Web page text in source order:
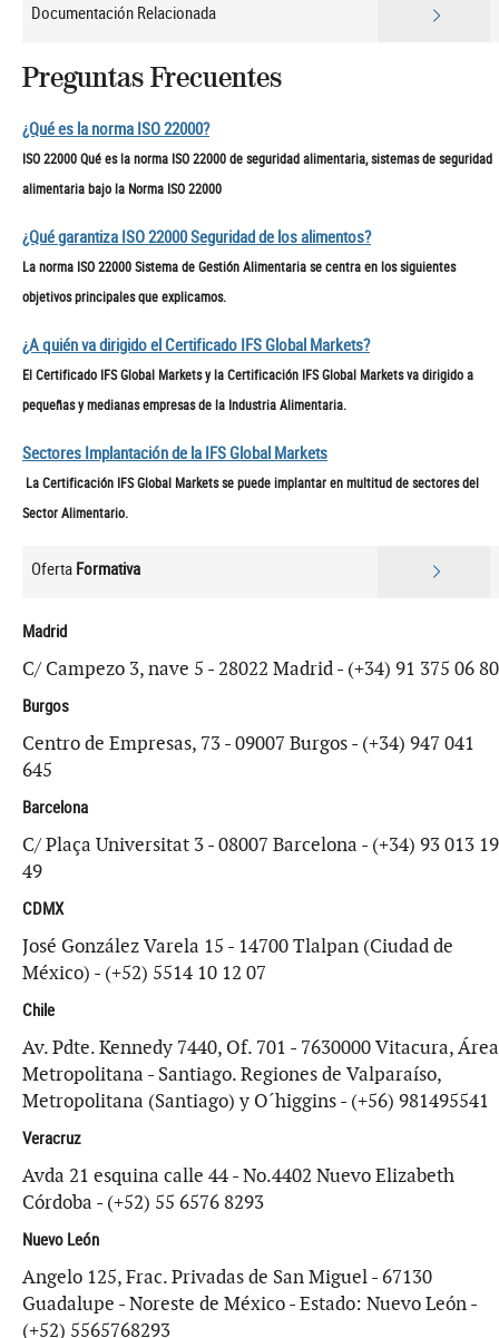
Documentación Relacionada
Preguntas Frecuentes
¿Qué es la norma ISO 22000?
ISO 22000 Qué es la norma ISO 22000 de seguridad alimentaria, sistemas de seguridad
alimentaria bajo la Norma ISO 22000
¿Qué garantiza ISO 22000 Seguridad de los alimentos?
La norma ISO 22000 Sistema de Gestión Alimentaria se centra en los siguientes
objetivos principales que explicamos.
¿A quién va dirigido el Certificado IFS Global Markets?
El Certificado IFS Global Markets y la Certificación IFS Global Markets va dirigido a
pequeñas y medianas empresas de la Industria Alimentaria.
Sectores Implantación de la IFS Global Markets
La Certificación IFS Global Markets se puede implantar en multitud de sectores del
Sector Alimentario.
Oferta Formativa
Madrid
C/ Campezo 3, nave 5 - 28022 Madrid - (+34) 91 375 06 80
Burgos
Centro de Empresas, 73 - 09007 Burgos - (+34) 947 041
645
Barcelona
C/ Plaça Universitat 3 - 08007 Barcelona - (+34) 93 013 19
49
CDMX
José González Varela 15 - 14700 Tlalpan (Ciudad de
México) - (+52) 5514 10 12 07
Chile
Av. Pdte. Kennedy 7440, Of. 701 - 7630000 Vitacura, Área
Metropolitana - Santiago. Regiones de Valparaíso,
Metropolitana (Santiago) y O´higgins - (+56) 981495541
Veracruz
Avda 21 esquina calle 44 - No.4402 Nuevo Elizabeth
Córdoba - (+52) 55 6576 8293
Nuevo León
Angelo 125, Frac. Privadas de San Miguel - 67130
Guadalupe - Noreste de México - Estado: Nuevo León -
(+52) 5565768293